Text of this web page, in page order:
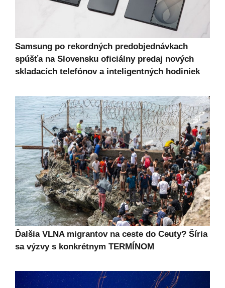
Samsung po rekordných predobjednávkach
spúšťa na Slovensku oficiálny predaj nových
skladacích telefónov a inteligentných hodiniek
Ďalšia VLNA migrantov na ceste do Ceuty? Šíria
sa výzvy s konkrétnym TERMÍNOM